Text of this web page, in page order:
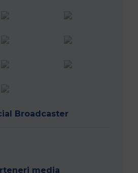
Broadcaster
media